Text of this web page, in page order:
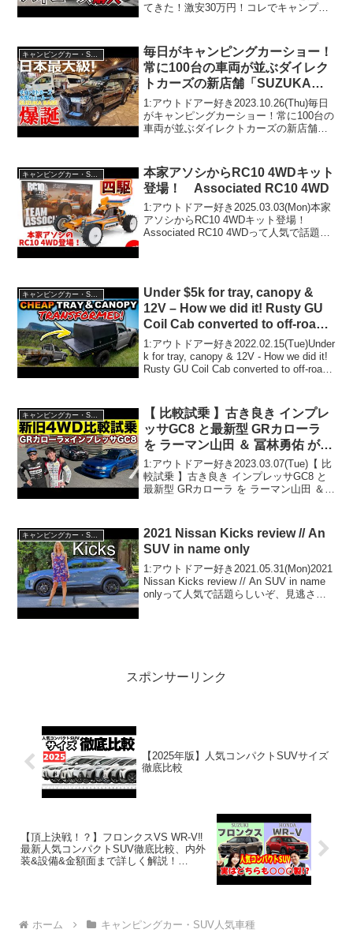
てきた！激安30万円！コレでキャンプに
き2020.11.18(Wed)この動...
毎日がキャンピングカーショー！
常に100台の車両が並ぶダイレク
トカーズの新店舗「SUZUKA
BASE」爆誕！！
1:アウトドアー好き2023.10.26(Thu)毎日
がキャンピングカーショー！常に100台の
車両が並ぶダイレクトカーズの新店舗
トドアー好き2023.10.2...
本家アソシからRC10 4WDキット
登場！ Associated RC10 4WD
1:アウトドアー好き2025.03.03(Mon)本家
アソシからRC10 4WDキット登場！
Associated RC10 4WDって人気で話題ら
キャンピングカー・SUV人気車種
Under $5k for tray, canopy &
12V – How we did it! Rusty GU
Coil Cab converted to off-road
weapon!
1:アウトドアー好き2022.02.15(Tue)Under
k for tray, canopy & 12V - How we did it!
Rusty GU Coil Cab converted to off-road
【 比較試乗 】古き良き インプレ
ッサGC8 と最新型 GRカローラ
を ラーマン山田 ＆ 冨林勇佑 がぶ
った切り～ 新旧 4WD 試乗 ～
【新作】
1:アウトドアー好き2023.03.07(Tue)【 比
較試乗 】古き良き インプレッサGC8 と
最新型 GRカローラ を ラーマン山田 ＆
逃さないで！！2...
キャンピングカー・SUV人気車種
2021 Nissan Kicks review // An
SUV in name only
1:アウトドアー好き2021.05.31(Mon)2021
Nissan Kicks review // An SUV in name
onlyって人気で話題らしいぞ、見逃さな
スポンサーリンク
【2025年版】人気コンパクトSUVサイズ
徹底比較
【頂上決戦！？】フロンクスVS WR-V‼️
最新人気コンパクトSUV徹底比較、内外
装&設備&金額面まで詳しく解説！
ホーム キャンピングカー・SUV人気車種